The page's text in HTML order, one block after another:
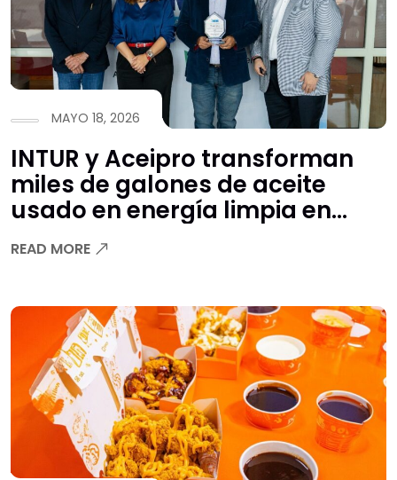
MAYO 18, 2026
INTUR y Aceipro transforman
miles de galones de aceite
usado en energía limpia en
Honduras
READ MORE